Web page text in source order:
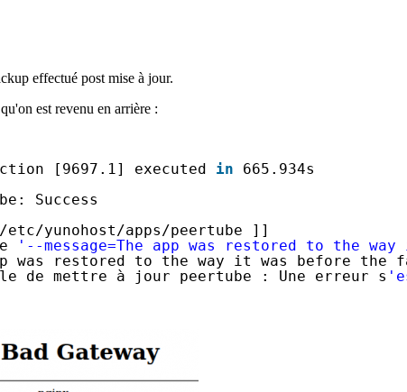
effectué post mise à jour.
est revenu en arrière :
[9697.1] executed in
665.934s
Success
/etc/yunohost/apps/peertube
]]
'--message=The app was restored to the
was restored to the way it was before the
de mettre à jour peertube : Une erreur s